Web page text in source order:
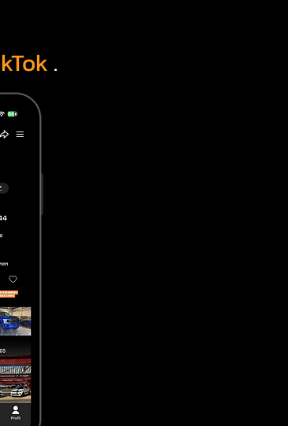
Oberhausen und
in essen, statt lange
Kontakt und
.